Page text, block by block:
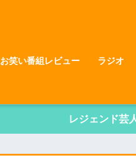
お笑い番組レビュー ラジオ
レジェンド芸